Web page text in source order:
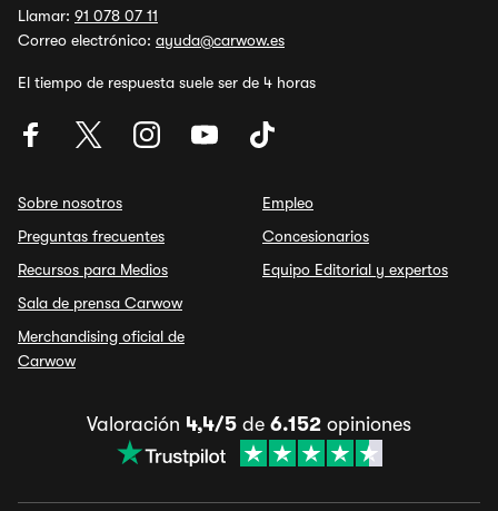
Llamar: 91 078 07 11
Correo electrónico: ayuda@carwow.es
El tiempo de respuesta suele ser de 4 horas
Sobre nosotros
Preguntas frecuentes
Recursos para Medios
Sala de prensa Carwow
Merchandising oficial de
Carwow
Empleo
Concesionarios
Equipo Editorial y expertos
Valoración 4,4/5 de 6.152 opiniones